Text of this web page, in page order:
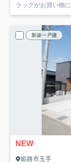
ラッグがお買い物
新築一戸建
NEW
姫路市玉手